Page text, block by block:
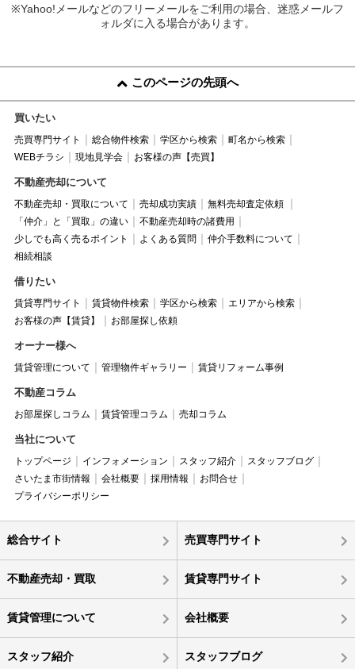
※Yahoo!メールなどのフリーメールをご利用の場合、迷惑メールフ
ォルダに入る場合があります。
このページの先頭へ
買いたい
売買専門サイト 総合物件検索 学区から検索
町名から検索
WEBチラシ
現地見学会 お客様の声【売買】
不動産売却について
不動産売却・買取について 売却成功実績
無料売却査定依頼
「仲介」と「買取」の違い
不動産売却時の諸費用
少しでも高く売るポイント
よくある質問
仲介手数料について
相続相談
借りたい
賃貸専門サイト 賃貸物件検索 学区から検索
エリアから検索
お客様の声【賃貸】
お部屋探し依頼
オーナー様へ
賃貸管理について 管理物件ギャラリー 賃貸リフォーム事例
不動産コラム
お部屋探しコラム 賃貸管理コラム 売却コラム
当社について
トップページ インフォメーション スタッフ紹介
スタッフブログ
さいたま市街情報
会社概要 採用情報
お問合せ
プライバシーポリシー
総合サイト 売買専門サイト
不動産売却・買取 賃貸専門サイト
賃貸管理について 会社概要
スタッフ紹介 スタッフブログ